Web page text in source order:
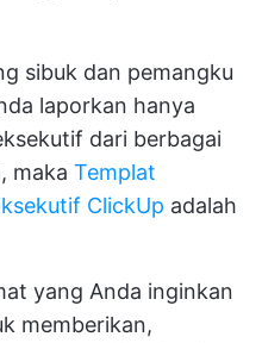
sibuk dan pemangku
laporkan hanya
dari berbagai
maka Templat
ClickUp adalah
yang Anda inginkan
memberikan,